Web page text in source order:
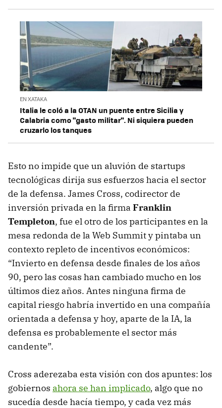
EN XATAKA
Italia le coló a la OTAN un puente entre Sicilia y
Calabria como "gasto militar". Ni siquiera pueden
cruzarlo los tanques
Esto no impide que un aluvión de startups
tecnológicas dirija sus esfuerzos hacia el sector
de la defensa. James Cross, codirector de
inversión privada en la firma Franklin
Templeton, fue el otro de los participantes en la
mesa redonda de la Web Summit y pintaba un
contexto repleto de incentivos económicos:
“Invierto en defensa desde finales de los años
90, pero las cosas han cambiado mucho en los
últimos diez años. Antes ninguna firma de
capital riesgo habría invertido en una compañía
orientada a defensa y hoy, aparte de la IA, la
defensa es probablemente el sector más
candente”.
Cross aderezaba esta visión con dos apuntes: los
gobiernos ahora se han implicado, algo que no
sucedía desde hacía tiempo, y cada vez más